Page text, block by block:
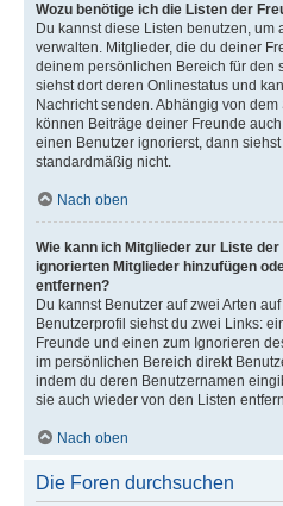
Wozu benötige ich die Listen der
Du kannst diese Listen benutzen,
verwalten. Mitglieder, die du deiner
deinem persönlichen Bereich für den
siehst dort deren Onlinestatus und
Nachricht senden. Abhängig von
können Beiträge deiner Freunde
einen Benutzer ignorierst, dann
standardmäßig nicht.
Nach oben
Wie kann ich Mitglieder zur Liste
ignorierten Mitglieder hinzufügen
entfernen?
Du kannst Benutzer auf zwei Arten
Benutzerprofil siehst du zwei Links:
Freunde und einen zum Ignorieren
im persönlichen Bereich direkt
indem du deren Benutzernamen
sie auch wieder von den Listen
Nach oben
Die Foren durchsuchen